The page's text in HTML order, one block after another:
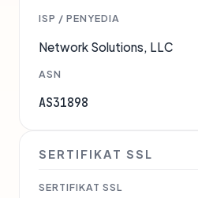
ISP / PENYEDIA
Network Solutions, LLC
ASN
AS31898
SERTIFIKAT SSL
SERTIFIKAT SSL